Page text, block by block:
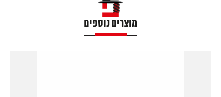
מוצרים נוספים